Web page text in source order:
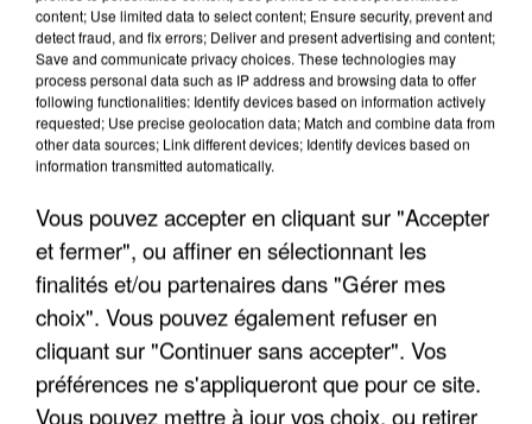
TITRES DIFFUSÉS
RENAN LUCE
La Lettre
13h12
13h12
VERONIQUE
SANSON
Chanson Sur Ma Drole
De Vie
MYLENE FARMER
C'est A Qui Le Tour
content; Use limited data to select content; Ensure security, prevent and
detect fraud, and fix errors; Deliver and present advertising and content;
Save and communicate privacy choices. These technologies may
process personal data such as IP address and browsing data to offer
following functionalities: Identify devices based on information actively
requested; Use precise geolocation data; Match and combine data from
other data sources; Link different devices; Identify devices based on
information transmitted automatically.
Vous pouvez accepter en cliquant sur "Accepter
et fermer", ou affiner en sélectionnant les
finalités et/ou partenaires dans "Gérer mes
choix". Vous pouvez également refuser en
cliquant sur "Continuer sans accepter". Vos
préférences ne s'appliqueront que pour ce site.
Vous pouvez mettre à jour vos choix, ou retirer